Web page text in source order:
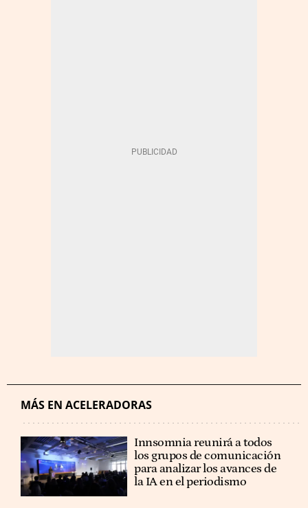
MÁS EN ACELERADORAS
Innsomnia reunirá a todos
los grupos de comunicación
para analizar los avances de
la IA en el periodismo